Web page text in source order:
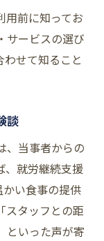
用前に知ってお
サービスの選び
せて知ること
談
、当事者からの
、就労継続支援
い食事の提供
スタッフとの距
といった声が寄